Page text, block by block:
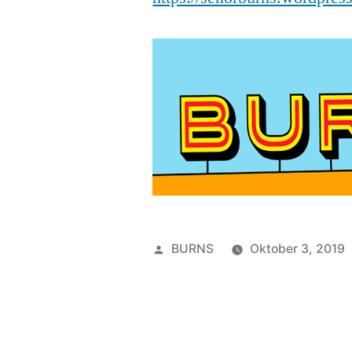
Veröffentlicht
BURNS Oktober 3, 2019